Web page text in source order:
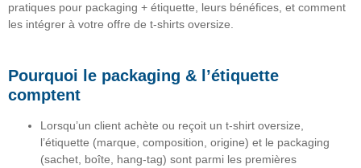
pratiques pour packaging + étiquette, leurs bénéfices, et comment
les intégrer à votre offre de t-shirts oversize.
Pourquoi le packaging & l’étiquette
comptent
Lorsqu’un client achète ou reçoit un t-shirt oversize,
l’étiquette (marque, composition, origine) et le packaging
(sachet, boîte, hang-tag) sont parmi les premières